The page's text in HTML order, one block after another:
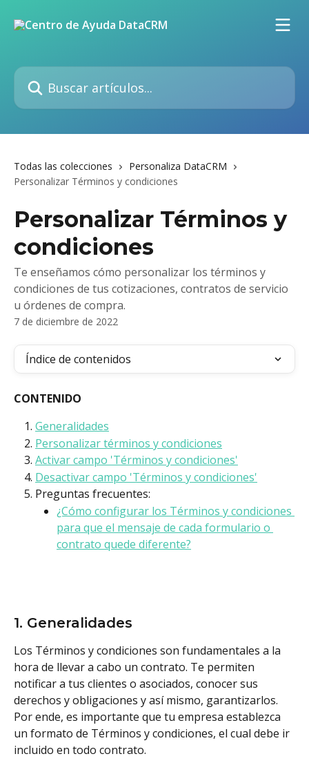
Buscar artículos...
Todas las colecciones
Personaliza DataCRM
Personalizar Términos y condiciones
Personalizar Términos y
condiciones
Te enseñamos cómo personalizar los términos y
condiciones de tus cotizaciones, contratos de servicio
u órdenes de compra.
7 de diciembre de 2022
Índice de contenidos
CONTENIDO
Generalidades
Personalizar términos y condiciones
Activar campo 'Términos y condiciones'
Desactivar campo 'Términos y condiciones'
Preguntas frecuentes:
¿Cómo configurar los Términos y condiciones
para que el mensaje de cada formulario o
contrato quede diferente?
1. Generalidades
Los Términos y condiciones son fundamentales a la
hora de llevar a cabo un contrato. Te permiten
notificar a tus clientes o asociados, conocer sus
derechos y obligaciones y así mismo, garantizarlos.
Por ende, es importante que tu empresa establezca
un formato de Términos y condiciones, el cual debe ir
incluido en todo contrato.